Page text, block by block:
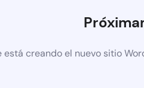
está creando el nuevo sitio